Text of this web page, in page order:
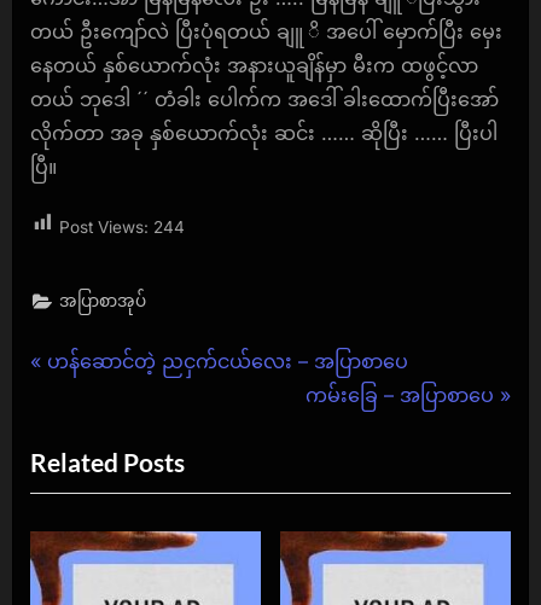
တယ် ဦးကျော်လဲ ပြီးပုံရတယ် ချူ ိ အပေါ် မှောက်ပြီး မှေး
နေတယ် နှစ်ယောက်လုံး အနားယူချိန်မှာ မီးက ထဖွင့်လာ
တယ် ဘုဒေါ ´´ တံခါး ပေါက်က အဒေါ် ခါးထောက်ပြီးအော်
လိုက်တာ အခု နှစ်ယောက်လုံး ဆင်း …… ဆိုပြီး …… ပြီးပါ
ပြီ။
Post Views: 244
အပြာစာအုပ်
Post
P
v
i
o
s
ဟန်ဆောင်တဲ့ ညငှက်ငယ်လေး – အပြာစာပေ
N
t
P
o
s
ကမ်းခြေ – အပြာစာပေ
Related Posts